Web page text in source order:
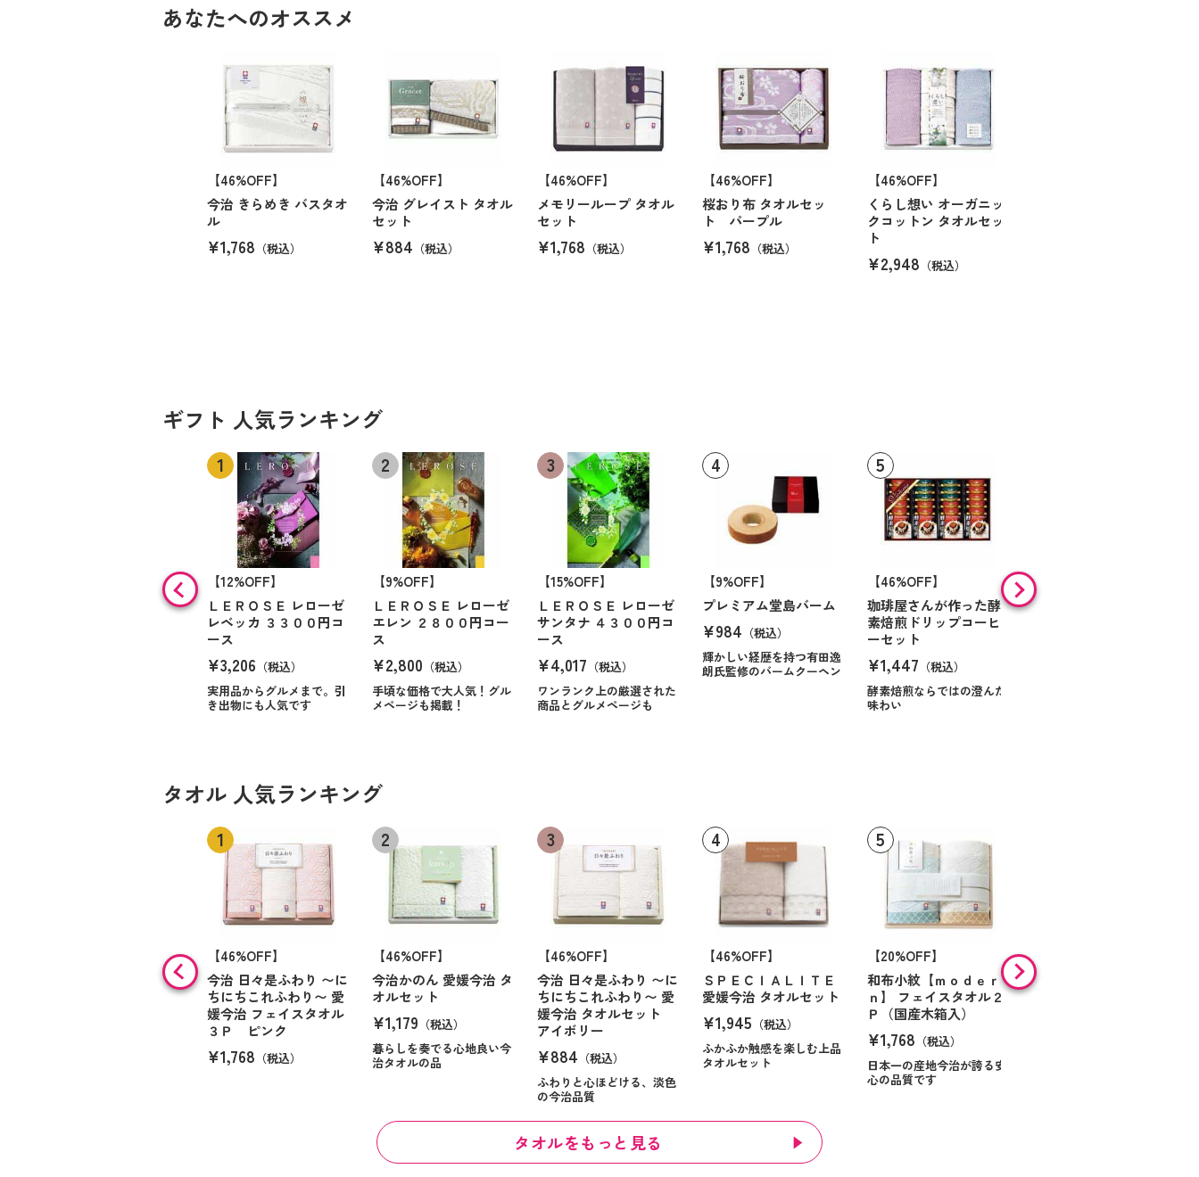
あなたへのオススメ
【46%OFF】
今治 きらめき バスタオ
ル
¥1,768 （税込）
【46%OFF】
今治 グレイスト タオル
セット
¥884 （税込）
【46%OFF】
メモリーループ タオル
セット
¥1,768 （税込）
【46%OFF】
桜おり布 タオルセッ
ト パープル
¥1,768 （税込）
【46%OFF】
くらし想い オーガニッ
クコットン タオルセッ
ト
¥2,948 （税込）
ギフト 人気ランキング
【12%OFF】
ＬＥＲＯＳＥ レローゼ
レベッカ ３３００円コ
ース
¥3,206 （税込）
実用品からグルメまで。引
き出物にも人気です
【9%OFF】
ＬＥＲＯＳＥ レローゼ
エレン ２８００円コー
ス
¥2,800 （税込）
手頃な価格で大人気！グル
メページも掲載！
【15%OFF】
ＬＥＲＯＳＥ レローゼ
サンタナ ４３００円コ
ース
¥4,017 （税込）
ワンランク上の厳選された
商品とグルメページも
【9%OFF】
プレミアム堂島バーム
¥984 （税込）
輝かしい経歴を持つ有田逸
朗氏監修のバームクーヘン
【46%OFF】
珈琲屋さんが作った酵
素焙煎ドリップコーヒ
ーセット
¥1,447 （税込）
酵素焙煎ならではの澄んだ
味わい
【9%OFF】
アラン・ド・パリ ショ
タオル 人気ランキング
【46%OFF】
今治 日々是ふわり 〜に
ちにちこれふわり〜 愛
媛今治 フェイスタオル
３Ｐ ピンク
¥1,768 （税込）
【46%OFF】
今治かのん 愛媛今治 タ
オルセット
¥1,179 （税込）
暮らしを奏でる心地良い今
治タオルの品
【46%OFF】
今治 日々是ふわり 〜に
ちにちこれふわり〜 愛
媛今治 タオルセット
アイボリー
¥884 （税込）
ふわりと心ほどける、淡色
の今治品質
【46%OFF】
ＳＰＥＣＩＡＬＩＴＥ
愛媛今治 タオルセット
¥1,945 （税込）
ふかふか触感を楽しむ上品
タオルセット
【20%OFF】
和布小紋【ｍｏｄｅｒ
ｎ】 フェイスタオル２
Ｐ（国産木箱入）
¥1,768 （税込）
日本一の産地今治が誇る安
心の品質です
¥1,320
タオルをもっと見る